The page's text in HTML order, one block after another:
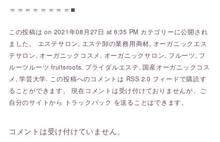
＝＝＝＝＝＝＝＝■
この投稿は on 2021年08月27日 at 6:35 PM カテゴリーに公開され
ました。 エステサロン, エステ卸の業務用商材, オーガニックエス
テサロン, オーガニックコスメ , オーガニックサロン, フルーツ, フ
ルーツルーツ fruitsroots, ブライダルエステ, 国産オーガニックコス
メ ,学芸大学. この投稿へのコメントは RSS 2.0 フィードで購読す
ることができます。 現在コメントは受け付けておりませんが、ご
自分のサイトから
トラックバック を送ることはできます。
コメントは受け付けていません。